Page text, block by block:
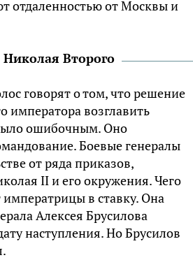
отдаленностью от Москвы и
Второго
говорят о том, что решение
императора возглавить
ошибочным. Оно
Боевые генералы
от ряда приказов,
II и его окружения. Чего
императрицы в ставку. Она
Алексея Брусилова
наступления. Но Брусилов